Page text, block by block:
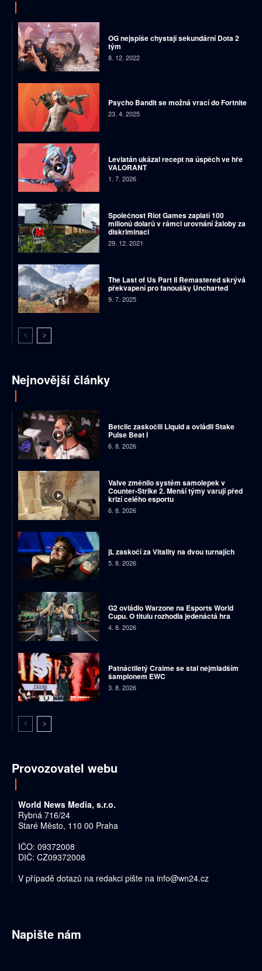
OG nejspíše chystají sekundární Dota 2
tým
8. 12. 2022
Psycho Bandit se možná vrací do Fortnite
23. 4. 2025
Leviatán ukázal recept na úspěch ve hře
VALORANT
1. 7. 2026
Společnost Riot Games zaplatí 100
milionů dolarů v rámci urovnání žaloby za
diskriminaci
29. 12. 2021
The Last of Us Part II Remastered skrývá
překvapení pro fanoušky Uncharted
9. 7. 2025
Nejnovější články
Betclic zaskočili Liquid a ovládli Stake
Pulse Beat I
6. 8. 2026
Valve změnilo systém samolepek v
Counter-Strike 2. Menší týmy varují před
krizí celého esportu
6. 8. 2026
jL zaskočí za Vitality na dvou turnajích
5. 8. 2026
G2 ovládlo Warzone na Esports World
Cupu. O titulu rozhodla jedenáctá hra
4. 8. 2026
Patnáctiletý Craime se stal nejmladším
šampionem EWC
3. 8. 2026
Provozovatel webu
World News Media, s.r.o.
Rybná 716/24
Staré Město, 110 00 Praha
IČO: 09372008
DIČ: CZ09372008
V případě dotazů na redakci pište na info@wn24.cz
Napište nám